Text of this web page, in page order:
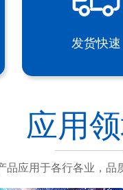
发货快速
应用
品应用于各行各业，品